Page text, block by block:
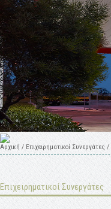
Αρχική / Επιχειρηματικοί Συνεργάτες /
Επιχειρηματικοί Συνεργάτες